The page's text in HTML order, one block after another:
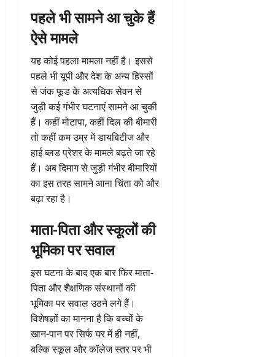
पहले भी सामने आ चुके हैं
ऐसे मामले
यह कोई पहला मामला नहीं है। इससे
पहले भी यूपी और देश के अन्य हिस्सों
से जंक फूड के अत्यधिक सेवन से
जुड़ी कई गंभीर घटनाएं सामने आ चुकी
हैं। कहीं मोटापा, कहीं दिल की बीमारी
तो कहीं कम उम्र में डायबिटीज और
हाई ब्लड प्रेशर के मामले बढ़ते जा रहे
हैं। अब दिमाग से जुड़ी गंभीर बीमारियों
का इस तरह सामने आना चिंता को और
बढ़ा रहा है।
माता-पिता और स्कूलों की
भूमिका पर सवाल
इस घटना के बाद एक बार फिर माता-
पिता और शैक्षणिक संस्थानों की
भूमिका पर सवाल उठने लगे हैं।
विशेषज्ञों का मानना है कि बच्चों के
खान-पान पर सिर्फ घर में ही नहीं,
बल्कि स्कूल और कॉलेज स्तर पर भी